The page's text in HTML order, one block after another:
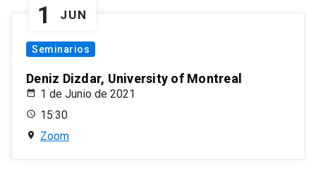
1 JUN
Seminarios
Deniz Dizdar, University of Montreal
1 de Junio de 2021
15:30
Zoom